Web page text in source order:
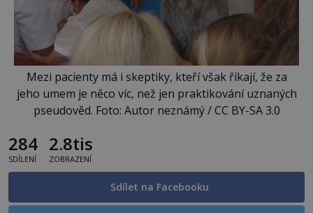
Mezi pacienty má i skeptiky, kteří však říkají, že za
jeho umem je něco víc, než jen praktikování uznaných
pseudověd. Foto: Autor neznámý / CC BY-SA 3.0
284
SDÍLENÍ
2.8tis
ZOBRAZENÍ
Sdílet na Facebooku